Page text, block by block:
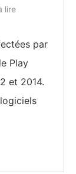
lire
par
Play
et 2014.